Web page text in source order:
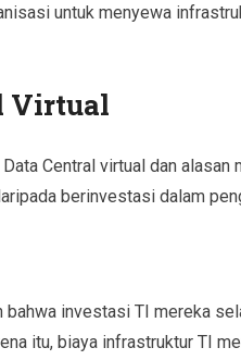
untuk menyewa
Virtual
Central virtual dan alasan
berinvestasi dalam
investasi TI mereka
itu, biaya infrastruktur TI